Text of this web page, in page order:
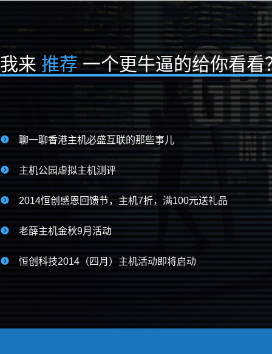
我来 推荐 一个更牛逼的给你看看
 聊一聊香港主机必盛互联的那些事儿
 主机公园虚拟主机测评
 2014恒创感恩回馈节，主机7折，满100元送礼品
 老薛主机金秋9月活动
 恒创科技2014（四月）主机活动即将启动